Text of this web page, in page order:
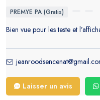
PREMYE PA (Gratis)
Bien vue pour les teste et
Laisser un avis